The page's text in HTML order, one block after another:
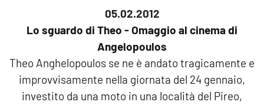
05.02.2012
Lo sguardo di Theo - Omaggio al cinema di
Angelopoulos
Theo Anghelopoulos se ne è andato tragicamente e
improvvisamente nella giornata del 24 gennaio,
investito da una moto in una località del Pireo,